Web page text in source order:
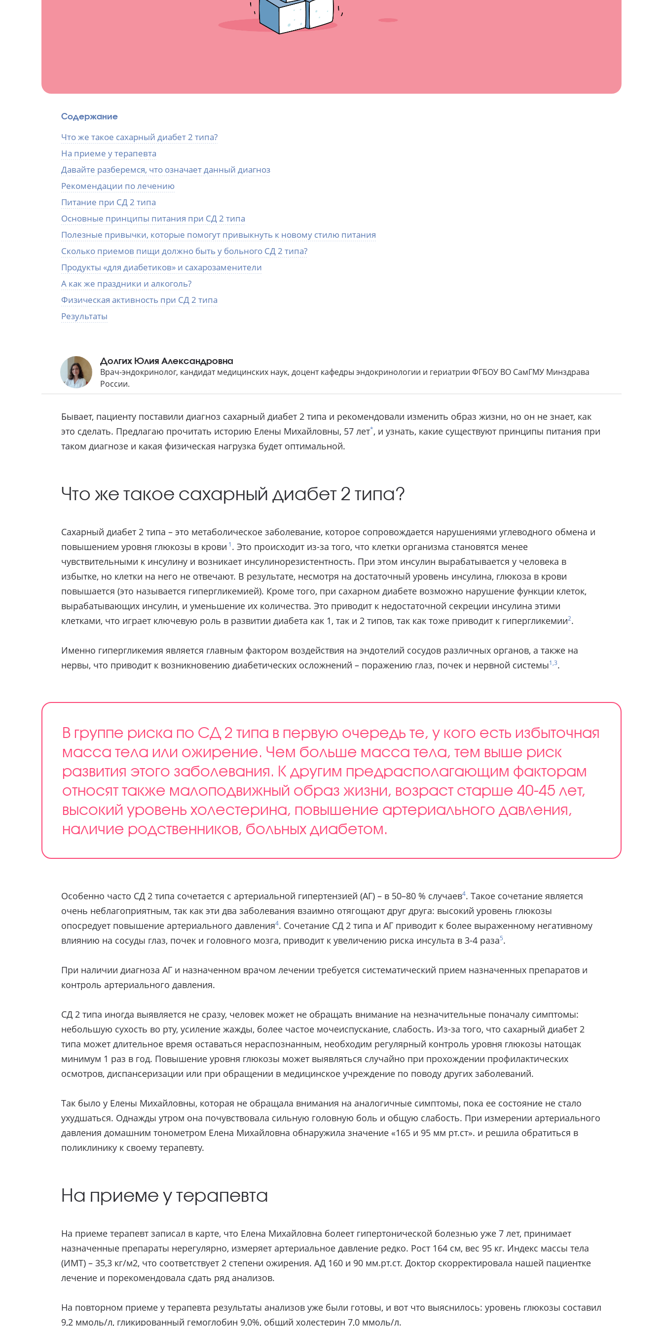
Содержание
Что же такое сахарный диабет 2 типа?
На приеме у терапевта
Давайте разберемся, что означает данный диагноз
Рекомендации по лечению
Питание при СД 2 типа
Основные принципы питания при СД 2 типа
Полезные привычки, которые помогут привыкнуть к новому стилю питания
Сколько приемов пищи должно быть у больного СД 2 типа?
Продукты «для диабетиков» и сахарозаменители
А как же праздники и алкоголь?
Физическая активность при СД 2 типа
Результаты
Долгих Юлия Александровна
Врач-эндокринолог, кандидат медицинских наук, доцент кафедры эндокринологии и гериатрии ФГБОУ ВО СамГМУ Минздрава
России.
Бывает, пациенту поставили диагноз сахарный диабет 2 типа и рекомендовали изменить образ жизни, но он не знает, как
это сделать. Предлагаю прочитать историю Елены Михайловны, 57 лет*, и узнать, какие существуют принципы питания при
таком диагнозе и какая физическая нагрузка будет оптимальной.
Что же такое сахарный диабет 2 типа?
Сахарный диабет 2 типа – это метаболическое заболевание, которое сопровождается нарушениями углеводного обмена и
повышением уровня глюкозы в крови 1. Это происходит из-за того, что клетки организма становятся менее
чувствительными к инсулину и возникает инсулинорезистентность. При этом инсулин вырабатывается у человека в
избытке, но клетки на него не отвечают. В результате, несмотря на достаточный уровень инсулина, глюкоза в крови
повышается (это называется гипергликемией). Кроме того, при сахарном диабете возможно нарушение функции клеток,
вырабатывающих инсулин, и уменьшение их количества. Это приводит к недостаточной секреции инсулина этими
клетками, что играет ключевую роль в развитии диабета как 1, так и 2 типов, так как тоже приводит к гипергликемии2.
Именно гипергликемия является главным фактором воздействия на эндотелий сосудов различных органов, а также на
нервы, что приводит к возникновению диабетических осложнений – поражению глаз, почек и нервной системы1,3.
В группе риска по СД 2 типа в первую очередь те, у кого есть избыточная
масса тела или ожирение. Чем больше масса тела, тем выше риск
развития этого заболевания. К другим предрасполагающим факторам
относят также малоподвижный образ жизни, возраст старше 40-45 лет,
высокий уровень холестерина, повышение артериального давления,
наличие родственников, больных диабетом.
Особенно часто СД 2 типа сочетается с артериальной гипертензией (АГ) – в 50–80 % случаев4. Такое сочетание является
очень неблагоприятным, так как эти два заболевания взаимно отягощают друг друга: высокий уровень глюкозы
опосредует повышение артериального давления4. Сочетание СД 2 типа и АГ приводит к более выраженному негативному
влиянию на сосуды глаз, почек и головного мозга, приводит к увеличению риска инсульта в 3-4 раза5.
При наличии диагноза АГ и назначенном врачом лечении требуется систематический прием назначенных препаратов и
контроль артериального давления.
СД 2 типа иногда выявляется не сразу, человек может не обращать внимание на незначительные поначалу симптомы:
небольшую сухость во рту, усиление жажды, более частое мочеиспускание, слабость. Из-за того, что сахарный диабет 2
типа может длительное время оставаться нераспознанным, необходим регулярный контроль уровня глюкозы натощак
минимум 1 раз в год. Повышение уровня глюкозы может выявляться случайно при прохождении профилактических
осмотров, диспансеризации или при обращении в медицинское учреждение по поводу других заболеваний.
Так было у Елены Михайловны, которая не обращала внимания на аналогичные симптомы, пока ее состояние не стало
ухудшаться. Однажды утром она почувствовала сильную головную боль и общую слабость. При измерении артериального
давления домашним тонометром Елена Михайловна обнаружила значение «165 и 95 мм рт.ст». и решила обратиться в
поликлинику к своему терапевту.
На приеме у терапевта
На приеме терапевт записал в карте, что Елена Михайловна болеет гипертонической болезнью уже 7 лет, принимает
назначенные препараты нерегулярно, измеряет артериальное давление редко. Рост 164 см, вес 95 кг. Индекс массы тела
(ИМТ) – 35,3 кг/м2, что соответствует 2 степени ожирения. АД 160 и 90 мм.рт.ст. Доктор скорректировала нашей пациентке
лечение и порекомендовала сдать ряд анализов.
На повторном приеме у терапевта результаты анализов уже были готовы, и вот что выяснилось: уровень глюкозы составил
9,2 ммоль/л, гликированный гемоглобин 9,0%, общий холестерин 7,0 ммоль/л.